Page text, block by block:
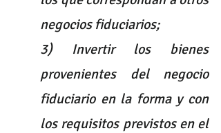
negocios fiduciarios;
3) Invertir los bienes
provenientes del negocio
fiduciario en la forma y con
los requisitos previstos en el